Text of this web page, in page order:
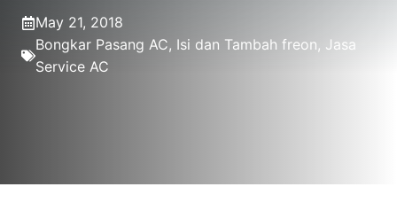
May 21, 2018
Bongkar Pasang AC, Isi dan Tambah freon, Jasa
Service AC